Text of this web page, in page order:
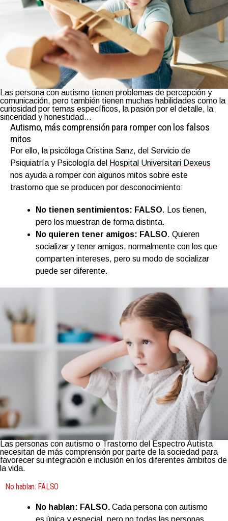
Las persona con autismo tienen problemas de percepción y
comunicación, pero también tienen muchas habilidades como la
curiosidad por temas específicos, la pasión por el detalle, la
sinceridad y honestidad…
Autismo, más comprensión para romper con los falsos
mitos
Por ello, la psicóloga Cristina Sanz, del Servicio de
Psiquiatría y Psicología del Hospital Universitari Dexeus
nos ayuda a romper con algunos mitos sobre este
trastorno que se producen por desconocimiento:
No tienen sentimientos: FALSO. Los tienen,
pero los muestran de forma distinta.
No quieren tener amigos: FALSO. Quieren
socializar y tener amigos, normalmente con los que
comparten intereses, pero su modo de socializar
puede ser diferente.
Las personas con autismo o Trastorno del Espectro Autista
necesitan de más comprensión por parte de la sociedad para
favorecer su integración e inclusión en los diferentes ámbitos de
la vida.
No hablan: FALSO
No hablan: FALSO. Cada persona con autismo